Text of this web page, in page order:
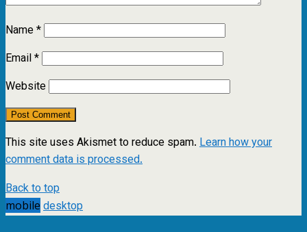
Name*
Email*
Website
This site uses Akismet to reduce spam. Learn how your
comment data is processed.
Back to top
mobile desktop